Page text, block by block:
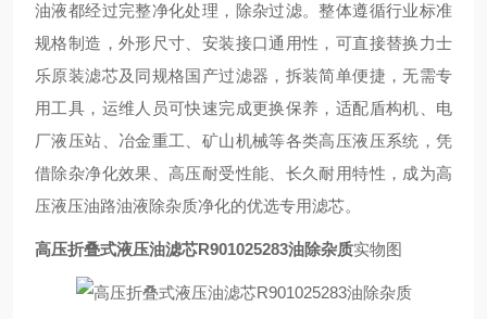
油液都经过完整净化处理，除杂过滤。整体遵循行业标准
规格制造，外形尺寸、安装接口通用性，可直接替换力士
乐原装滤芯及同规格国产过滤器，拆装简单便捷，无需专
用工具，运维人员可快速完成更换保养，适配盾构机、电
厂液压站、冶金重工、矿山机械等各类高压液压系统，凭
借除杂净化效果、高压耐受性能、长久耐用特性，成为高
压液压油路油液除杂质净化的优选专用滤芯。
高压折叠式液压油滤芯R901025283油除杂质实物图